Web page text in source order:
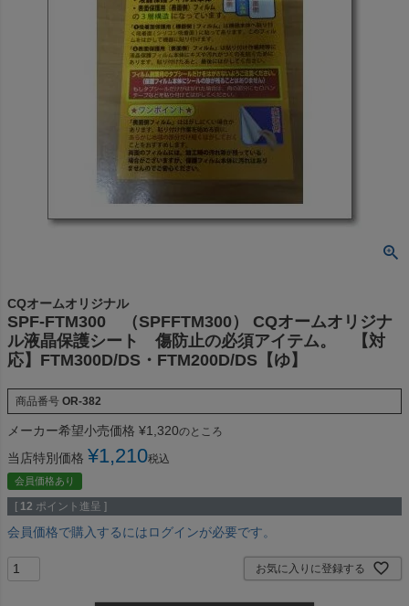
CQオームオリジナル
SPF-FTM300 （SPFFTM300） CQオームオリジナ
ル液晶保護シート 傷防止の必須アイテム。 【対
応】FTM300D/DS・FTM200D/DS【ゆ】
商品番号 OR-382
メーカー希望小売価格 ¥1,320のところ
当店特別価格 ¥1,210税込
会員価格あり
[ 12 ポイント進呈 ]
会員価格で購入するにはログインが必要です。
お気に入りに登録する